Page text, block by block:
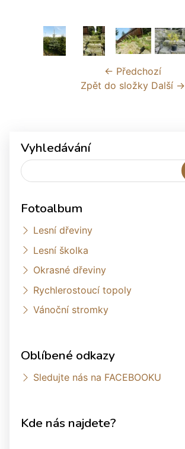
← Předchozí
Zpět do složky Další →
Vyhledávání
Fotoalbum
Lesní dřeviny
Lesní školka
Okrasné dřeviny
Rychlerostoucí topoly
Vánoční stromky
Oblíbené odkazy
Sledujte nás na FACEBOOKU
Kde nás najdete?